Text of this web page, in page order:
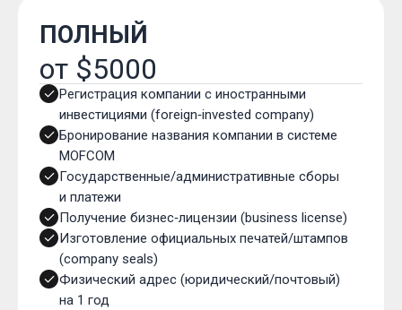
ПОЛНЫЙ
от $5000
Регистрация компании с иностранными
инвестициями (foreign‑invested company)
Бронирование названия компании в системе
MOFCOM
Государственные/административные сборы
и платежи
Получение бизнес‑лицензии (business license)
Изготовление официальных печатей/штампов
(company seals)
Физический адрес (юридический/почтовый)
на 1 год